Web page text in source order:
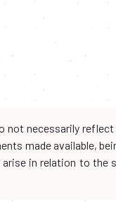
not necessarily
made available,
in relation to the